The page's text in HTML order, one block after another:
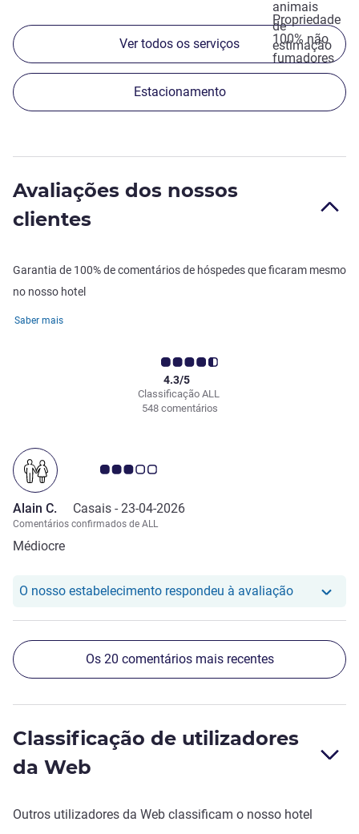
animais
de
estimação
Propriedade
100% não
fumadores
Ver todos os serviços
Estacionamento
Avaliações dos nossos
clientes
Garantia de 100% de comentários de hóspedes que ficaram mesmo
no nosso hotel
Saber mais
Classificação ALL
4.3/5
548 comentários
Nota clientes Avis 3.0/5
Alain C. Casais - 23-04-2026
Comentários confirmados de ALL
Médiocre
O nosso estabelecimento respondeu à avaliaçãoO nosso
Os 20 comentários mais recentes
Classificação de utilizadores
da Web
Outros utilizadores da Web classificam o nosso hotel